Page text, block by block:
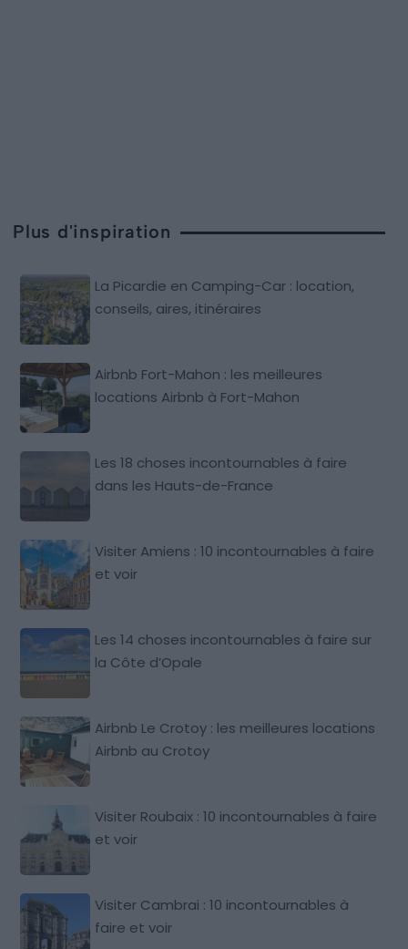
Plus d'inspiration
La Picardie en Camping-Car : location,
conseils, aires, itinéraires
Airbnb Fort-Mahon : les meilleures
locations Airbnb à Fort-Mahon
Les 18 choses incontournables à faire
dans les Hauts-de-France
Visiter Amiens : 10 incontournables à faire
et voir
Les 14 choses incontournables à faire sur
la Côte d’Opale
Airbnb Le Crotoy : les meilleures locations
Airbnb au Crotoy
Visiter Roubaix : 10 incontournables à faire
et voir
Visiter Cambrai : 10 incontournables à
faire et voir